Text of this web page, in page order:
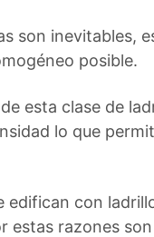
son inevitables,
posible.
esta clase de
lo que
edifican con
estas razones